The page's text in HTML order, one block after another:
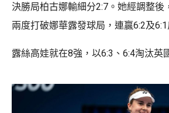
決勝局柏古娜輸細分2:7。她經調整後
兩度打破娜華露發球局，連贏6:2及6:1
露絲高娃就在8強，以6:3、6:4淘汰英